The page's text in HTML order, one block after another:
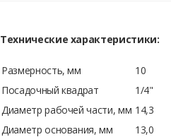
Технические характеристики:
Размерность, мм
10
Посадочный квадрат
1/4"
Диаметр рабочей части, мм 14,3
Диаметр основания, мм
13,0